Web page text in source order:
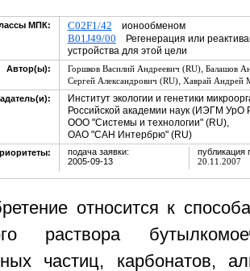
МПК: C02F1/42 ионообменом
B01J49/00 Регенерация или
устройства для этой цели
Автор(ы): Горшков Василий Андреевич (RU), Балашов
Сергей Александрович (RU), Хаврай Андрей
Институт экологии и генетики
Российской академии наук (ИЭГМ УрО
ООО "Системы и технологии" (RU),
ОАО "САН Интербрю" (RU)
подача заявки:
2005-09-13
публикация
20.11.2007
относится к
раствора
частиц, карбонатов,